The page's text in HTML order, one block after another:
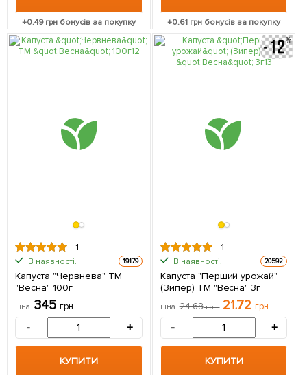
+0.49грн бонусів за покупку +0.61 грн бонусів за покупку
1
В наявності. 19179
Капуста "Червнева" ТМ
"Весна" 100г
ціна 345 грн
- +
КУПИТИ
1
В наявності. 20592
Капуста "Перший урожай"
(Зипер) ТМ "Весна" 3г
ціна 24.68грн 21.72 грн
- +
КУПИТИ